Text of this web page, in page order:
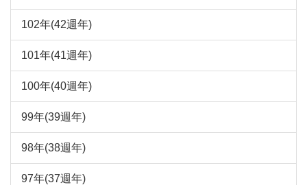
102年(42週年)
101年(41週年)
100年(40週年)
99年(39週年)
98年(38週年)
97年(37週年)